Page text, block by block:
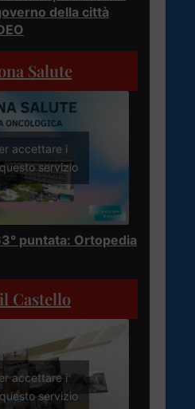
della città
Salute
accettare i
servizio
puntata: Ortopedia
Castello
accettare i
servizio